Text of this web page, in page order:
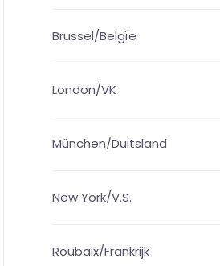
Brussel/Belgïe
London/VK
München/Duitsland
New York/V.S.
Roubaix/Frankrijk